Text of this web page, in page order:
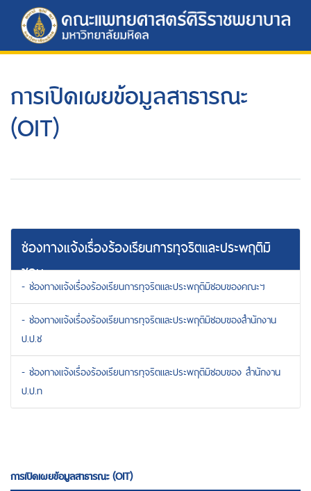
การเปิดเผยข้อมูลสาธารณะ
(OIT)
ช่องทางแจ้งเรื่องร้องเรียนการทุจริตและประพฤติมิ
ชอบ
- ช่องทางแจ้งเรื่องร้องเรียนการทุจริตและประพฤติมิชอบของคณะฯ
- ช่องทางแจ้งเรื่องร้องเรียนการทุจริตและประพฤติมิชอบของสำนักงาน
ป.ป.ช
- ช่องทางแจ้งเรื่องร้องเรียนการทุจริตและประพฤติมิชอบของ สำนักงาน
ป.ป.ท
การเปิดเผยข้อมูลสาธารณะ (OIT)